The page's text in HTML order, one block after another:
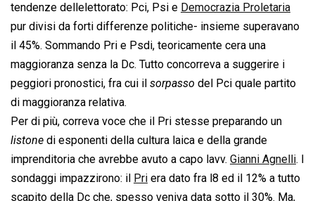
tendenze dellelettorato: Pci, Psi e Democrazia Proletaria
pur divisi da forti differenze politiche- insieme superavano
il 45%. Sommando Pri e Psdi, teoricamente cera una
maggioranza senza la Dc. Tutto concorreva a suggerire i
peggiori pronostici, fra cui il  sorpasso  del Pci quale partito
di maggioranza relativa.
Per di più, correva voce che il Pri stesse preparando un
listone  di esponenti della cultura laica e della grande
imprenditoria che avrebbe avuto a capo lavv. Gianni Agnelli. I
sondaggi impazzirono: il Pri era dato fra l8 ed il 12% a tutto
scapito della Dc che, spesso veniva data sotto il 30%. Ma,